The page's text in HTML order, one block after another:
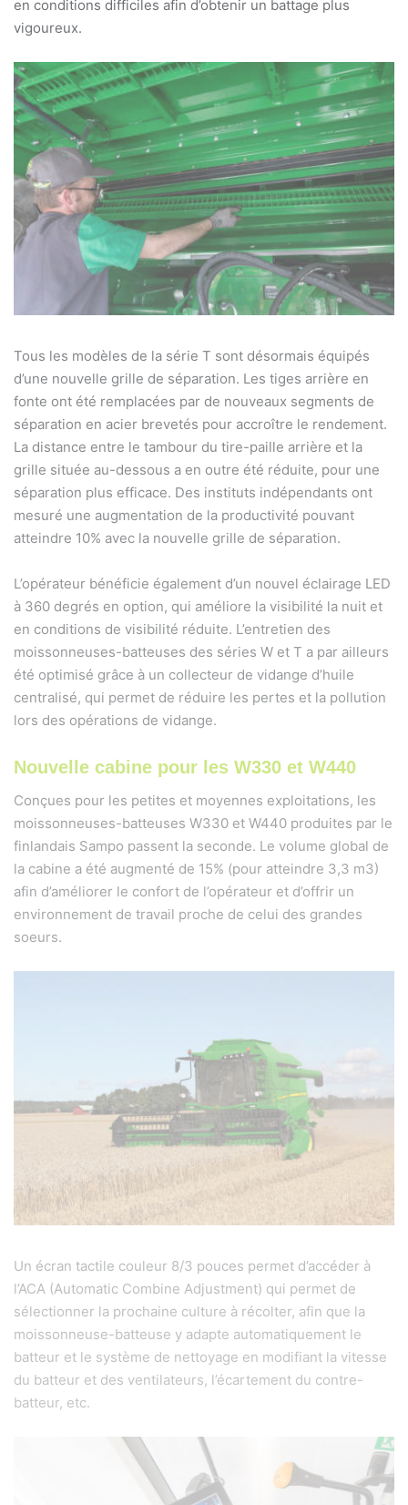
en conditions difficiles afin d’obtenir un battage plus
vigoureux.
Tous les modèles de la série T sont désormais équipés
d’une nouvelle grille de séparation. Les tiges arrière en
fonte ont été remplacées par de nouveaux segments de
séparation en acier brevetés pour accroître le rendement.
La distance entre le tambour du tire-paille arrière et la
grille située au-dessous a en outre été réduite, pour une
séparation plus efficace. Des instituts indépendants ont
mesuré une augmentation de la productivité pouvant
atteindre 10% avec la nouvelle grille de séparation.
L’opérateur bénéficie également d’un nouvel éclairage LED
à 360 degrés en option, qui améliore la visibilité la nuit et
en conditions de visibilité réduite. L’entretien des
moissonneuses-batteuses des séries W et T a par ailleurs
été optimisé grâce à un collecteur de vidange d’huile
centralisé, qui permet de réduire les pertes et la pollution
lors des opérations de vidange.
Nouvelle cabine pour les W330 et W440
Conçues pour les petites et moyennes exploitations, les
moissonneuses-batteuses W330 et W440 produites par le
finlandais Sampo passent la seconde. Le volume global de
la cabine a été augmenté de 15% (pour atteindre 3,3 m3)
afin d’améliorer le confort de l’opérateur et d’offrir un
environnement de travail proche de celui des grandes
soeurs.
Un écran tactile couleur 8/3 pouces permet d’accéder à
l’ACA (Automatic Combine Adjustment) qui permet de
sélectionner la prochaine culture à récolter, afin que la
moissonneuse-batteuse y adapte automatiquement le
batteur et le système de nettoyage en modifiant la vitesse
du batteur et des ventilateurs, l’écartement du contre-
batteur, etc.